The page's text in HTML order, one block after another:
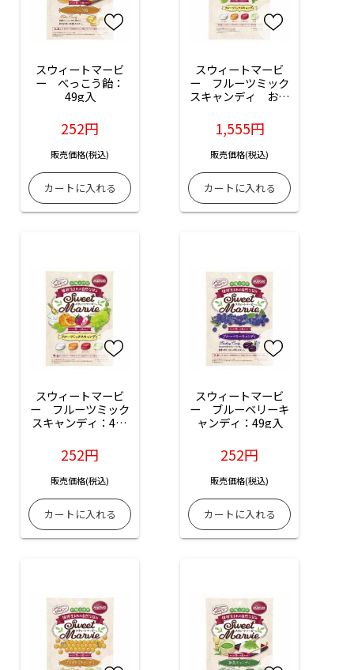
スウィートマービ
ー　べっこう飴：
49g入
252円
販売価格(税込)
スウィートマービ
ー　フルーツミック
スキャンディ　お徳
1,555円
販売価格(税込)
スウィートマービ
ー　フルーツミック
スキャンディ：49g
252円
販売価格(税込)
スウィートマービ
ー　ブルーベリーキ
ャンディ：49g入
252円
販売価格(税込)